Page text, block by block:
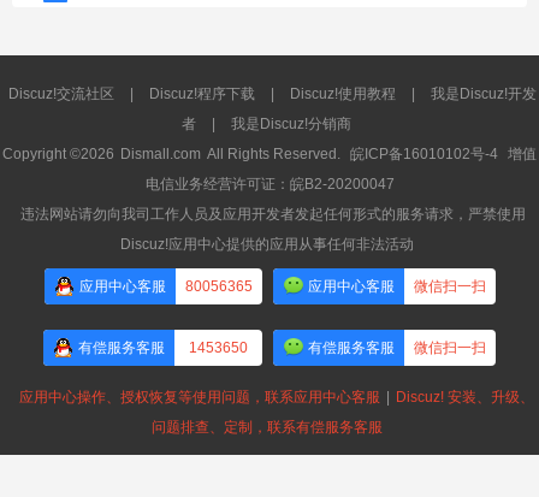
Discuz!交流社区 Discuz!程序下载 Discuz!使用教程
我是Discuz!开发
者
我是Discuz!分销商
Copyright ©2026 Dismall.com All Rights Reserved. 皖ICP备16010102号-4 增值
电信业务经营许可证：皖B2-20200047
违法网站请勿向我司工作人员及应用开发者发起任何形式的服务请求，严禁使用
Discuz!应用中心提供的应用从事任何非法活动
应用中心客服 80056365 应用中心客服 微信扫一扫
有偿服务客服 1453650 有偿服务客服 微信扫一扫
应用中心操作、授权恢复等使用问题，联系应用中心客服
Discuz! 安装、升级、
问题排查、定制，联系有偿服务客服